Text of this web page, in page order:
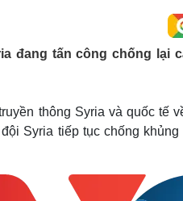
Việt Nam
Đời sống
Tình yêu - Gia đình
đang tấn công chống
thông Syria và quốc tế
Syria tiếp tục chống